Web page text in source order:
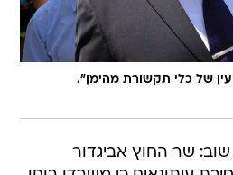
של כלי תקשורת מהימן".
שר החוץ אביגדור